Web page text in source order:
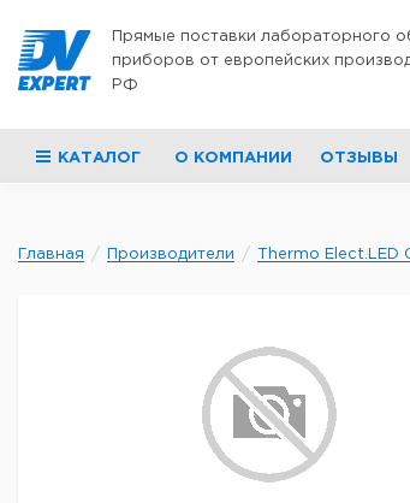
Прямые поставки лабораторного
приборов от европейских
РФ
КАТАЛОГ О КОМПАНИИ ОТЗЫВЫ
Главная Производители Thermo Elect.LED